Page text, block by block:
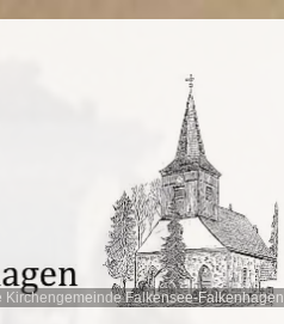
Falkensee-Falkenhagen